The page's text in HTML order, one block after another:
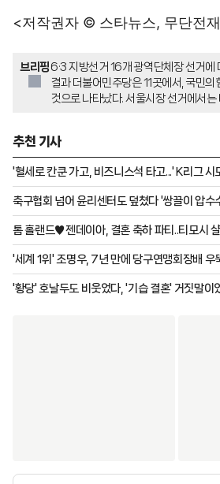
<저작권자 © 스타뉴스, 무단전
브리핑6·3 지방선거 16개 광역단체장 선거에
결과 더불어민주당은 11곳에서, 국민
것으로 나타났다. 서울시장 선거에서
의뢰하여 진행했으며, 사전투표 기간 여
에 반영됐다.
추천 기사
'혈세로 칸쿤 가고, 비즈니스석 타고...' K리그
"유소년 예산 부족하다면서 왜?"
축구협회 넘어 윤리센터도 덮쳤다 '쌍끌이 압수
리' 경찰, 교차 검증 '정조준'
톰 홀랜드♥젠데이아, 결혼 축하 파티..티모시
스타이슈]
'세계 1위' 조명우, 7년 만에 당구연맹회장배 우
박세정 꺾고 허채원 우승
'황당' 호날두도 비웃었다, '기습 결혼' 거짓말